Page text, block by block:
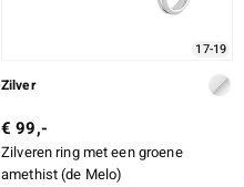
17-19
Zilver
€ 99,-
Zilveren ring met een groene
amethist (de Melo)